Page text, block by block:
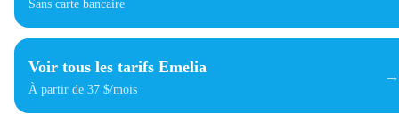
Sans carte bancaire
Voir tous les tarifs Emelia
À partir de 37 $/mois
→